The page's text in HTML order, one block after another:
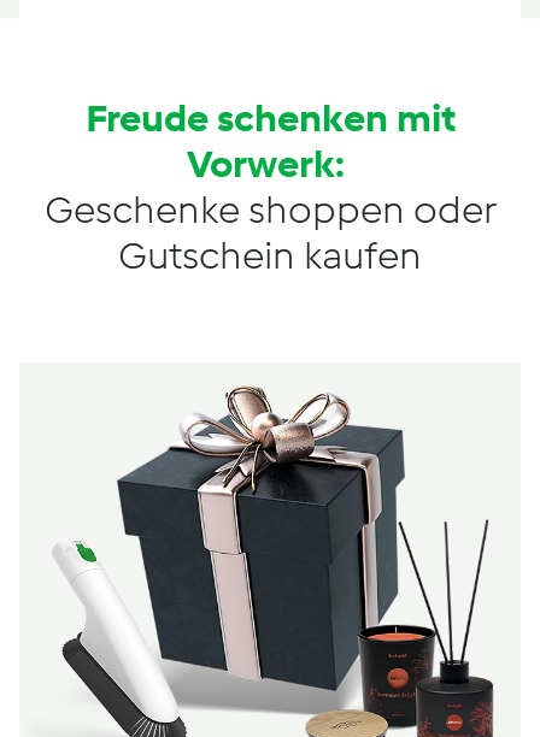
Freude schenken mit
Vorwerk:
Geschenke shoppen oder
Gutschein kaufen